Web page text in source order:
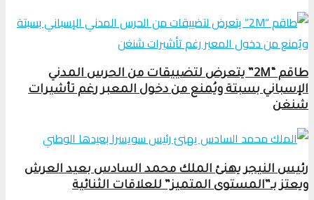
طاقم “2M” يتعرض لتضييقات من الحرس المدني
الإسباني بسبتة ويُمنع من دخول المعبر رغم تأشيرات
شنغن
رئيس النيجر يهنئ الملك محمد السادس بعيد العرش
ويعتز بـ”المستوى المتميز” للعلاقات الثنائية